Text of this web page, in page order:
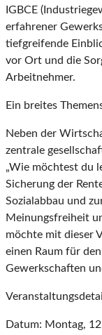
IGBCE
erfahrener
tiefgreifende
vor Ort und die
Arbeitnehmer.
Ein breites
Neben der
zentrale
„Wie möchtest du
Sicherung der
Sozialabbau und
Meinungsfreiheit
möchte mit dieser
einen Raum für
Gewerkschaften
Datum: Montag,